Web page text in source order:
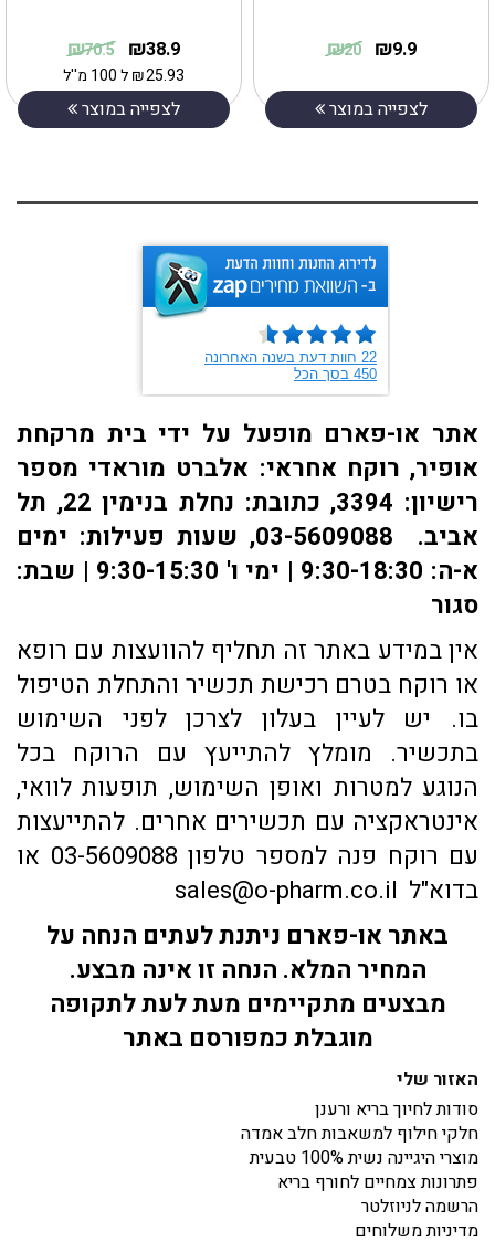
38.9
₪
70.5
₪
25.93
₪ל 100 מ''ל
לצפייה במוצר
9.9
₪
20
₪
לצפייה במוצר
אתר או-פארם מופעל על ידי בית מרקחת
אופיר, רוקח אחראי: אלברט מוראדי מספר
רישיון: 3394, כתובת: ​נחלת בנימין 22, תל
אביב. 03-5609088, שעות פעילות: ימים
א-ה: 9:30-18:30 | ימי ו' 9:30-15:30 | שבת:
סגור
אין במידע באתר זה תחליף להוועצות עם רופא
או רוקח בטרם רכישת תכשיר והתחלת הטיפול
בו. יש לעיין בעלון לצרכן לפני השימוש
בתכשיר. מומלץ להתייעץ עם הרוקח בכל
הנוגע למטרות ואופן השימוש, תופעות לוואי,
אינטראקציה עם תכשירים אחרים. להתייעצות
עם רוקח פנה למספר טלפון 03-5609088 או
בדוא"ל sales@o-pharm.co.il
באתר או-פארם ניתנת לעתים הנחה על
המחיר המלא. הנחה זו אינה מבצע.
מבצעים מתקיימים מעת לעת לתקופה
מוגבלת כמפורסם באתר
האזור שלי
סודות לחיוך בריא ורענן
חלקי חילוף למשאבות חלב אמדה
מוצרי היגיינה נשית 100% טבעית
פתרונות צמחיים לחורף בריא
הרשמה לניוזלטר
מדיניות משלוחים